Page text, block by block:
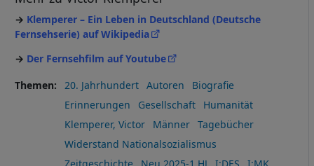
Klemperer – Ein Leben in Deutschland (Deutsche
Fernsehserie) auf Wikipedia
Der Fernsehfilm auf Youtube
Themen 20. Jahrhundert Autoren
Biografie
Erinnerungen
Gesellschaft
Humanität
Klemperer, Victor
Männer
Tagebücher
Widerstand Nationalsozialismus